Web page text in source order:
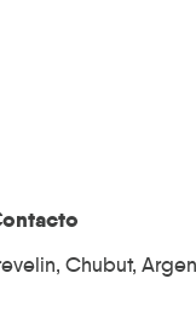
Chubut,